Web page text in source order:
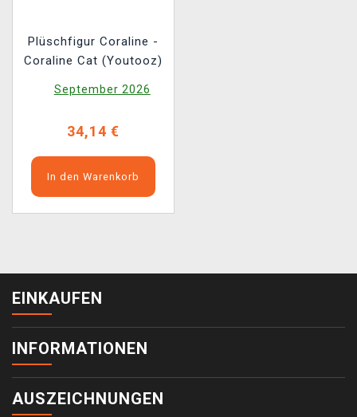
Plüschfigur Coraline -
Coraline Cat (Youtooz)
September 2026
34,14 €
In den Warenkorb
EINKAUFEN
INFORMATIONEN
AUSZEICHNUNGEN